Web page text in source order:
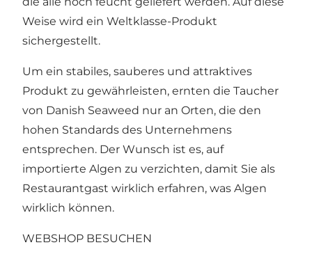
Weise wird ein Weltklasse-Produkt
sichergestellt.
Um ein stabiles, sauberes und attraktives
Produkt zu gewährleisten, ernten die Taucher
von Danish Seaweed nur an Orten, die den
hohen Standards des Unternehmens
entsprechen. Der Wunsch ist es, auf
importierte Algen zu verzichten, damit Sie als
Restaurantgast wirklich erfahren, was Algen
wirklich können.
WEBSHOP BESUCHEN